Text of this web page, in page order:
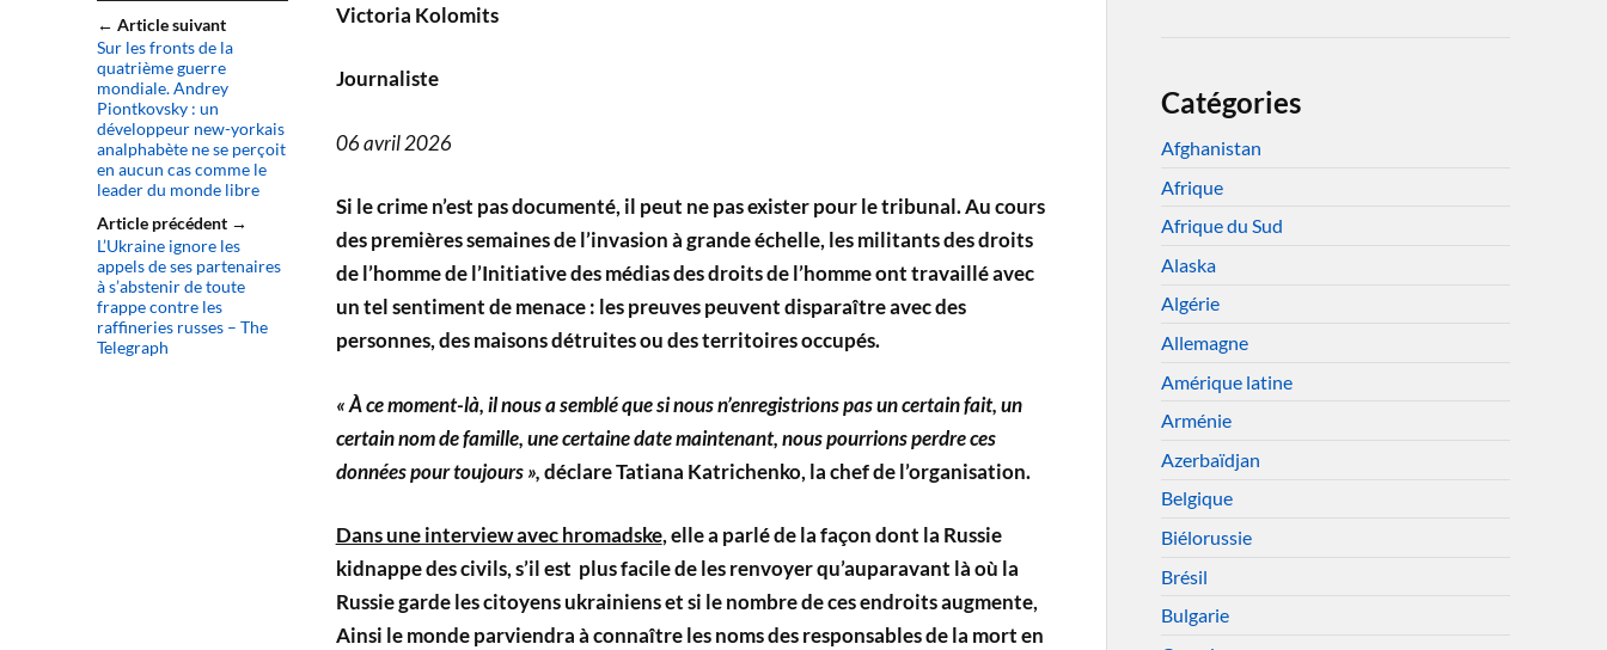
← Article suivant
Sur les fronts de la
quatrième guerre
mondiale. Andrey
Piontkovsky : un
développeur new-yorkais
analphabète ne se perçoit
en aucun cas comme le
leader du monde libre
Article précédent →
L’Ukraine ignore les
appels de ses partenaires
à s’abstenir de toute
frappe contre les
raffineries russes – The
Telegraph
Victoria Kolomits
Journaliste
06 avril 2026
Si le crime n’est pas documenté, il peut ne pas exister pour le tribunal. Au cours
des premières semaines de l’invasion à grande échelle, les militants des droits
de l’homme de l’Initiative des médias des droits de l’homme ont travaillé avec
un tel sentiment de menace : les preuves peuvent disparaître avec des
personnes, des maisons détruites ou des territoires occupés.
« À ce moment-là, il nous a semblé que si nous n’enregistrions pas un certain fait, un
certain nom de famille, une certaine date maintenant, nous pourrions perdre ces
données pour toujours »,déclare Tatiana Katrichenko, la chef de l’organisation.
Dans une interview avec hromadske, elle a parlé de la façon dont la Russie
kidnappe des civils, s’il est plus facile de les renvoyer qu’auparavant là où la
Russie garde les citoyens ukrainiens et si le nombre de ces endroits augmente,
Ainsi le monde parviendra à connaître les noms des responsables de la mort en
Catégories
Afghanistan
Afrique
Afrique du Sud
Alaska
Algérie
Allemagne
Amérique latine
Arménie
Azerbaïdjan
Belgique
Biélorussie
Brésil
Bulgarie